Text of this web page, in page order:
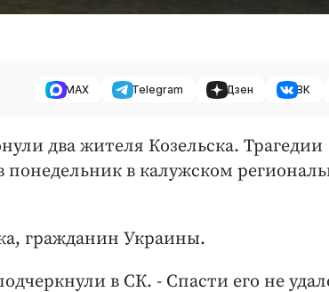
MAX Telegram Дзен ВК
два жителя Козельска. Трагедии
в калужском
гражданин Украины.
в СК. - Спасти его не